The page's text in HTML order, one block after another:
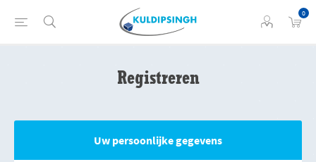
0
Registreren
Uw persoonlijke gegevens